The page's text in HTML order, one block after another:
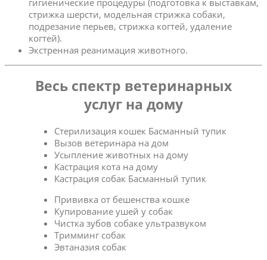
стрижка шерсти, модельная стрижка собаки,
подрезание перьев, стрижка когтей, удаление
когтей).
Экстренная реанимация животного.
Весь спектр ветеринарных
услуг на дому
Стерилизация кошек Басманный тупик
Вызов ветеринара на дом
Усыпление животных на дому
Кастрация кота на дому
Кастрация собак Басманный тупик
Прививка от бешенства кошке
Купирование ушей у собак
Чистка зубов собаке ультразвуком
Тримминг собак
Эвтаназия собак